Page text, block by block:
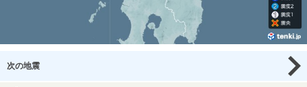
次の地震